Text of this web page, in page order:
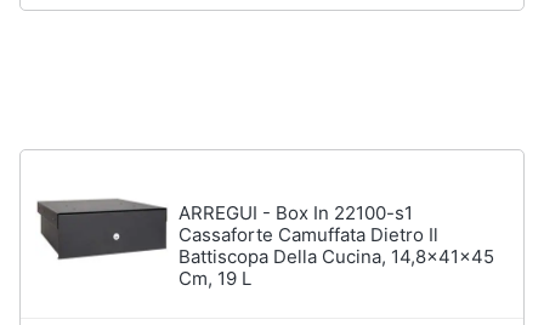
ARREGUI - Box In 22100-s1
Cassaforte Camuffata Dietro Il
Battiscopa Della Cucina, 14,8x41x45
Cm, 19 L